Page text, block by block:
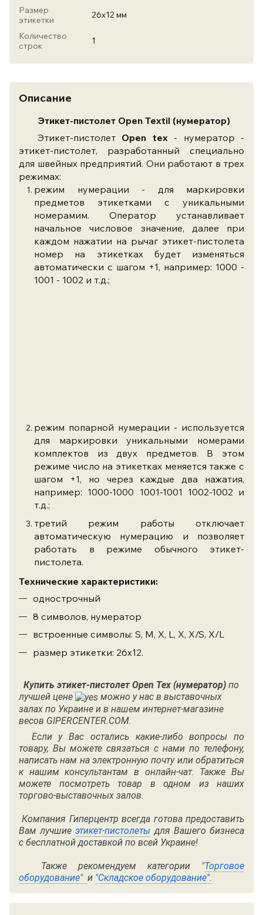
Размер
этикетки
26х12 мм
Количество
строк
1
Описание
Этикет-пистолет Open Textil (нумератор)
Этикет-пистолет Open tex- нумератор -
этикет-пистолет, разработанный специально
для швейных предприятий. Они работают в трех
режимах:
режим нумерации - для маркировки
предметов этикетками с уникальными
номерамим. Оператор устанавливает
начальное числовое значение, далее при
каждом нажатии на рычаг этикет-пистолета
номер на этикетках будет изменяться
автоматически с шагом +1, например: 1000 -
1001 - 1002 и т.д.;
режим попарной нумерации - используется
для маркировки уникальными номерами
комплектов из двух предметов. В этом
режиме число на этикетках меняется также с
шагом +1, но через каждые два нажатия,
например: 1000-1000 1001-1001 1002-1002 и
т.д.;
третий режим работы отключает
автоматическую нумерацию и позволяет
работать в режиме обычного этикет-
пистолета.
Технические характеристики:
однострочный
8 символов, нумератор
встроенные символы: S, M, X, L, X, X/S, X/L
размер этикетки: 26х12.
Купить этикет-пистолетOpen Tex (нумератор) по
лучшей цене
можно у нас в выставочных
залах по Украине и в нашем интернет-магазине
весов GIPERCENTER.COM.
Если у Вас остались какие-либо вопросы по
товару, Вы можете связаться с нами по телефону,
написать нам на электронную почту или обратиться
к нашим консультантам в онлайн-чат. Также Вы
можете посмотреть товар в одном из наших
торгово-выставочных залов.
Компания Гиперцентр всегда готова предоставить
Вам лучшиеэтикет-пистолеты для Вашего бизнеса
с бесплатной доставкой по всей Украине!
Также рекомендуем категории "Торговое
оборудование" и "Складское оборудование".